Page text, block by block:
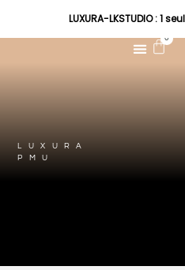
LUXURA-LKSTUDIO : 1
LUXURA
PMU
0